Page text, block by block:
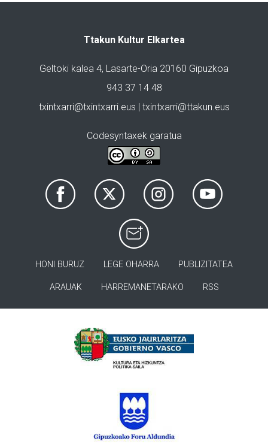
Ttakun Kultur Elkartea
Geltoki kalea 4, Lasarte-Oria 20160 Gipuzkoa
943 37 14 48
txintxarri@txintxarri.eus | txintxarri@ttakun.eus
Codesyntaxek garatua
HONI BURUZ LEGE OHARRA PUBLIZITATEA
ARAUAK HARREMANETARAKO RSS